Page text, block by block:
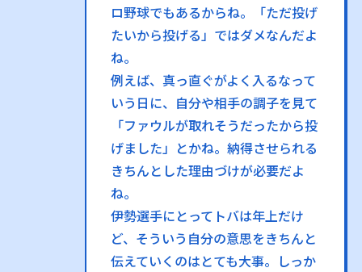
ロ野球でもあるからね。「ただ投げ
たいから投げる」ではダメなんだよ
ね。
例えば、真っ直ぐがよく入るなって
いう日に、自分や相手の調子を見て
「ファウルが取れそうだったから投
げました」とかね。納得させられる
きちんとした理由づけが必要だよ
ね。
伊勢選手にとってトバは年上だけ
ど、そういう自分の意思をきちんと
伝えていくのはとても大事。しっか